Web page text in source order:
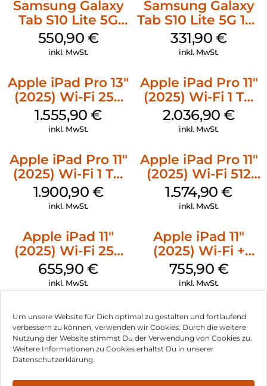
Um unsere Website für Dich optimal zu gestalten und fortlaufend
verbessern zu können, verwenden wir Cookies. Durch die weitere
Nutzung der Website stimmst Du der Verwendung von Cookies zu.
Weitere Informationen zu Cookies erhältst Du in unserer
Datenschutzerklärung.
Samsung Galaxy
Tab S10 Lite 5G
256 GB Gray
550,90 €
inkl. MwSt.
Samsung Galaxy
Tab S10 Lite 5G 128
GB Gray
331,90€
inkl. MwSt.
Apple iPad Pro 13″
(2025) Wi-Fi 256
GB Standardglas
Space Schwarz
1.555,90€
inkl. MwSt.
Apple iPad Pro 11″
(2025) Wi-Fi 1 TB
Nanotexturglas
Silber
2.036,90€
inkl. MwSt.
Apple iPad Pro 11″
(2025) Wi-Fi 1 TB
Standardglas
Silber
1.900,90 €
inkl. MwSt.
Apple iPad Pro 11″
(2025) Wi-Fi 512
GB Standardglas
Space Schwarz
1.574,90€
inkl. MwSt.
Apple iPad 11″
(2025) Wi-Fi 256
GB Silber
655,90€
inkl. MwSt.
Apple iPad 11″
(2025) Wi-Fi +
Cellular 256 GB
Pink
755,90 €
inkl. MwSt.
Impressum